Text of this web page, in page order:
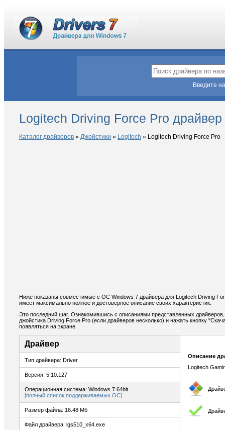
Введите
Logitech Driving Force Pro
Каталог драйверов » Джойстики » Logitech » Logitech Driving Force Pro
Ниже показаны совместимые с ОС Windows 7 драйвера для Logitech Driving
имеет максимально полное и достоверное описание своих характеристик.
Это последний шаг. Ознакомившись с описаниями представленных
джойстика Driving Force Pro (если драйверов несколько) и нажать кнопку
появляться на экране.
Драйвер
Тип драйвера: Driver
Версия: 5.10.127
Операционная система: Windows 7 64bit
[полный список поддерживаемых ОС]
Размер файла: 16.48 Мб
Файл драйвера: lgs510_x64.exe
Описание
Logitech